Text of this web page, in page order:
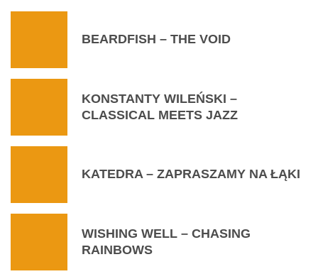
BEARDFISH – THE VOID
KONSTANTY WILEŃSKI –
CLASSICAL MEETS JAZZ
KATEDRA – ZAPRASZAMY NA ŁĄKI
WISHING WELL – CHASING
RAINBOWS